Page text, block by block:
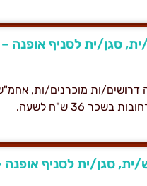
ות מוכרנים/ות,
36 ש"ח לשעה.
סגן/ית לסניף אופנה